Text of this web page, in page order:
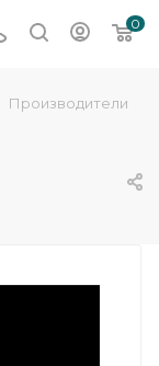
0
Производители